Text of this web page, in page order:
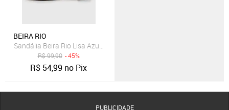
BEIRA RIO
Sandália Beira Rio Lisa Azul-Marinho
R$99,90 - 45%
R$ 54,99 no Pix
PUBLICIDADE